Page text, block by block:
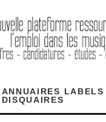
ANNUAIRES
DISQUAIRES